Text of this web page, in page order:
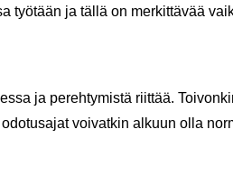
työ­tään ja tällä on mer­kit­tä­vää
ja pe­reh­ty­mis­tä riit­tää.
voi­vat­kin al­kuun olla